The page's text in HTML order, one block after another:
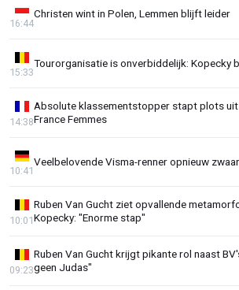
Christen wint in Polen, Lemmen blijft leider
16:44
Tourorganisatie is onverbiddelijk: Kopecky
15:33
Absolute klassementstopper stapt plots uit
France Femmes
14:38
Veelbelovende Visma-renner opnieuw
10:41
Ruben Van Gucht ziet opvallende
Kopecky: "Enorme stap"
10:01
Ruben Van Gucht krijgt pikante rol naast
geen Judas"
09:23